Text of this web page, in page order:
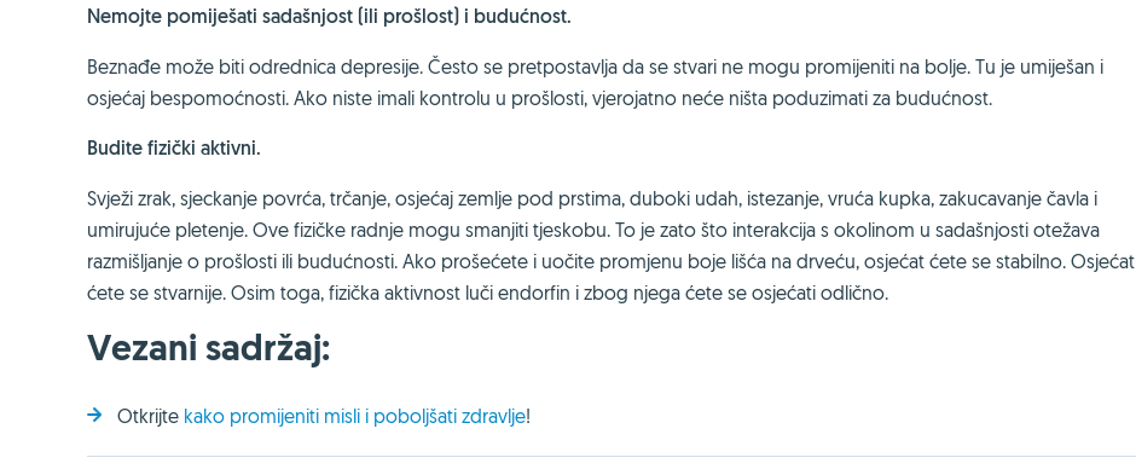
Nemojte pomiješati sadašnjost (ili prošlost) i budućnost.
Beznađe može biti odrednica depresije. Često se pretpostavlja da se stvari ne mogu promijeniti na bolje. Tu je umiješan i
osjećaj bespomoćnosti. Ako niste imali kontrolu u prošlosti, vjerojatno neće ništa poduzimati za budućnost.
Budite fizički aktivni.
Svježi zrak, sjeckanje povrća, trčanje, osjećaj zemlje pod prstima, duboki udah, istezanje, vruća kupka, zakucavanje čavla i
umirujuće pletenje. Ove fizičke radnje mogu smanjiti tjeskobu. To je zato što interakcija s okolinom u sadašnjosti otežava
razmišljanje o prošlosti ili budućnosti. Ako prošećete i uočite promjenu boje lišća na drveću, osjećat ćete se stabilno. Osjećat
ćete se stvarnije. Osim toga, fizička aktivnost luči endorfin i zbog njega ćete se osjećati odlično.
Vezani sadržaj:
Otkrijte kako promijeniti misli i poboljšati zdravlje!